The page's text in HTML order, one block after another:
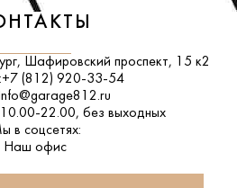
Шафировский проспект, 15 к2
+7 (812) 920-33-54
10.00-22.00, без выходных
в соцсетях:
ВКонтакте
Наш офис